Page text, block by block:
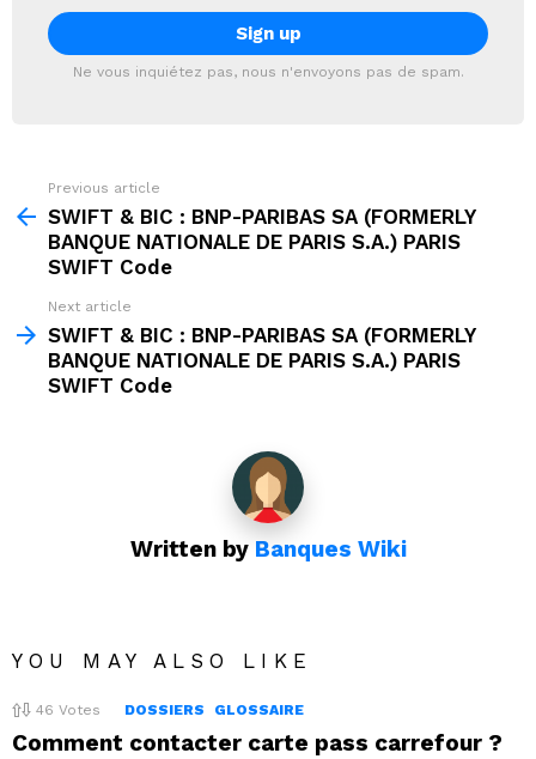
Ne vous inquiétez pas, nous n'envoyons pas de spam.
more
Previous article
SWIFT & BIC : BNP-PARIBAS SA (FORMERLY
BANQUE NATIONALE DE PARIS S.A.) PARIS
SWIFT Code
Next article
SWIFT & BIC : BNP-PARIBAS SA (FORMERLY
BANQUE NATIONALE DE PARIS S.A.) PARIS
SWIFT Code
Written by Banques Wiki
YOU MAY ALSO LIKE
46 Votes DOSSIERS GLOSSAIRE
Comment contacter carte pass carrefour ?